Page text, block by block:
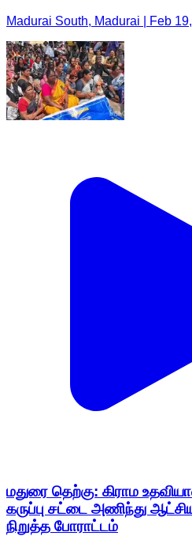
Madurai South, Madurai | Feb
மதுரை தெற்கு: கிராம
கருப்பு சட்டை அணிந்து
நிறுத்த போராட்டம்